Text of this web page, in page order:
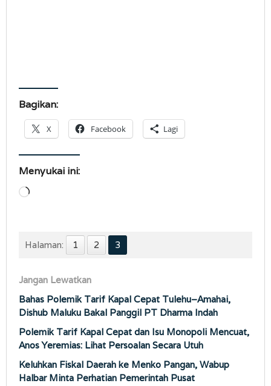
Bagikan:
X Facebook Lagi
Menyukai ini:
Memuat...
Halaman: 1 2 3
Jangan Lewatkan
Bahas Polemik Tarif Kapal Cepat Tulehu–Amahai,
Dishub Maluku Bakal Panggil PT Dharma Indah
Polemik Tarif Kapal Cepat dan Isu Monopoli Mencuat,
Anos Yeremias: Lihat Persoalan Secara Utuh
Keluhkan Fiskal Daerah ke Menko Pangan, Wabup
Halbar Minta Perhatian Pemerintah Pusat